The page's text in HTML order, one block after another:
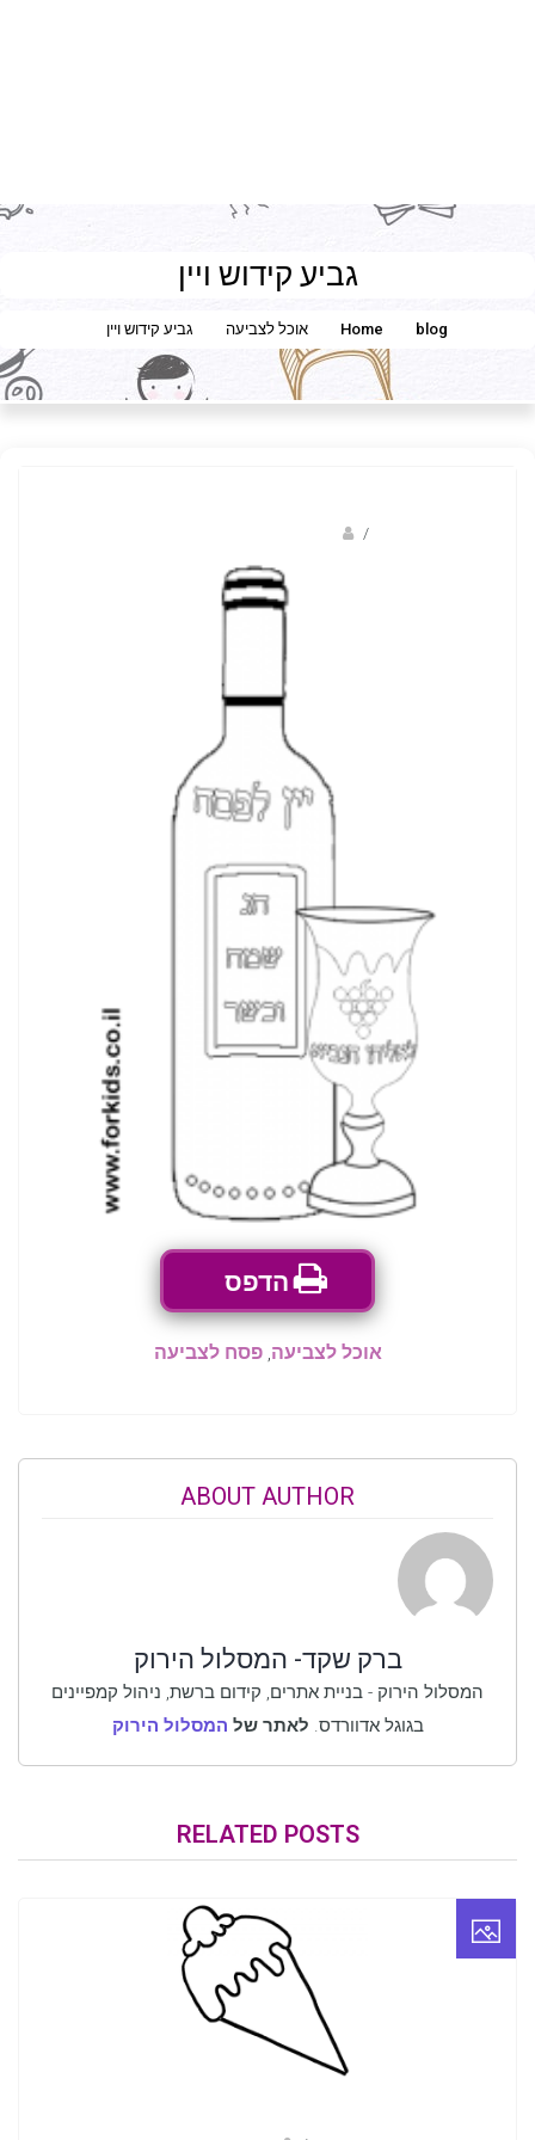
גביע קידוש ויין
Home blog אוכל לצביעה גביע קידוש ויין
/
הדפס
אוכל לצביעה,פסח לצביעה
ABOUT AUTHOR
ברק שקד- המסלול הירוק
המסלול הירוק - בניית אתרים, קידום ברשת, ניהול קמפיינים
בגוגל אדוורדס. לאתר של המסלול הירוק
RELATED POSTS